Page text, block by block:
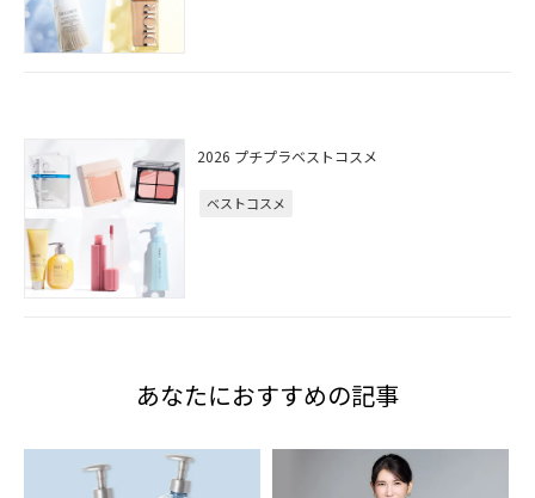
2026 プチプラベストコスメ
ベストコスメ
あなたにおすすめの記事